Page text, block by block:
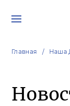
Главная Наша